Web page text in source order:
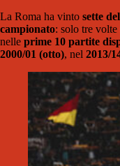
La Roma ha vinto sette
campionato: solo tre volte
nelle prime 10 partite
2000/01 (otto), nel 2013/